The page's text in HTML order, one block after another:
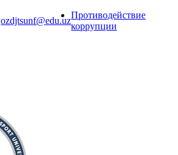
ozdjtsunf@edu.uz
Противодействие
коррупции